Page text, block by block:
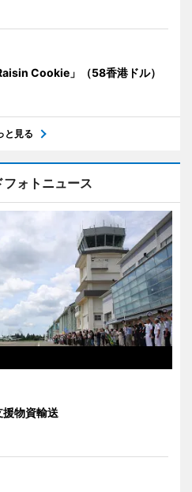
Cookie」（58香港ドル）
と見る
フォトニュース
物資輸送